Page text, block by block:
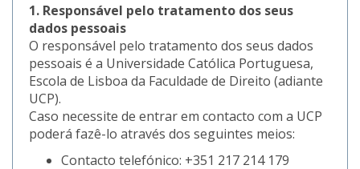
1. Responsável pelo tratamento dos seus
dados pessoais
O responsável pelo tratamento dos seus dados
pessoais é a Universidade Católica Portuguesa,
Escola de Lisboa da Faculdade de Direito (adiante
UCP).
Caso necessite de entrar em contacto com a UCP
poderá fazê-lo através dos seguintes meios:
Contacto telefónico: +351 217 214 179